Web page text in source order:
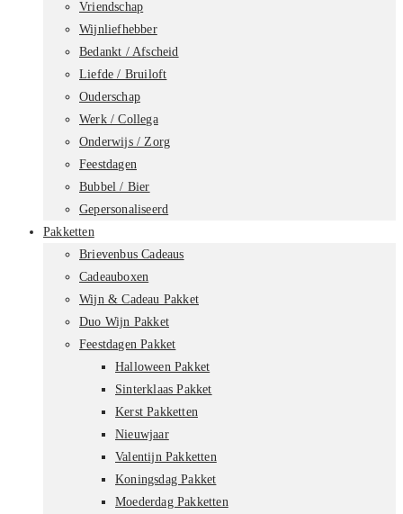
Vriendschap
Wijnliefhebber
Bedankt / Afscheid
Liefde / Bruiloft
Ouderschap
Werk / Collega
Onderwijs / Zorg
Feestdagen
Bubbel / Bier
Gepersonaliseerd
Pakketten
Brievenbus Cadeaus
Cadeauboxen
Wijn & Cadeau Pakket
Duo Wijn Pakket
Feestdagen Pakket
Halloween Pakket
Sinterklaas Pakket
Kerst Pakketten
Nieuwjaar
Valentijn Pakketten
Koningsdag Pakket
Moederdag Pakketten